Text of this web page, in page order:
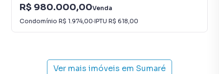
R$ 980.000,00Venda
Condomínio R$ 1.974,00·IPTU R$ 618,00
Ver mais imóveis em Sumaré